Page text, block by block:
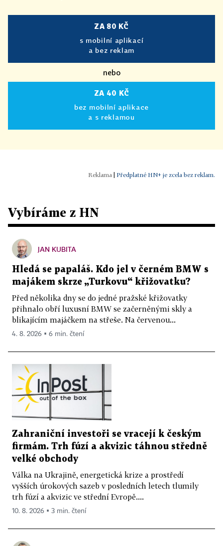
ZA 80 KČ
s mobilní aplikací
a bez reklam
nebo
ZA 40 KČ
bez mobilní aplikace
a s reklamou
Předplatné HN+ je zcela bez reklam.
Vybíráme z HN
JAN KUBITA
Hledá se papaláš. Kdo jel v černém BMW s
majákem skrze „Turkovu“ křižovatku?
Před několika dny se do jedné pražské křižovatky
přihnalo obří luxusní BMW se začerněnými skly a
blikajícím majáčkem na střeše. Na červenou...
4. 8. 2026 ▪ 6 min. čtení
Zahraniční investoři se vracejí k českým
firmám. Trh fúzí a akvizic táhnou středně
velké obchody
Válka na Ukrajině, energetická krize a prostředí
vyšších úrokových sazeb v posledních letech tlumily
trh fúzí a akvizic ve střední Evropě....
10. 8. 2026 ▪ 3 min. čtení